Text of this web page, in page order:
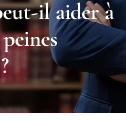
il aider à